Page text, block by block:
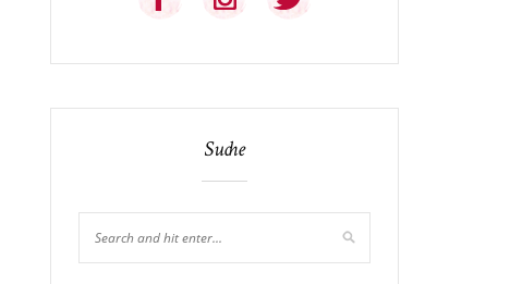
Suche